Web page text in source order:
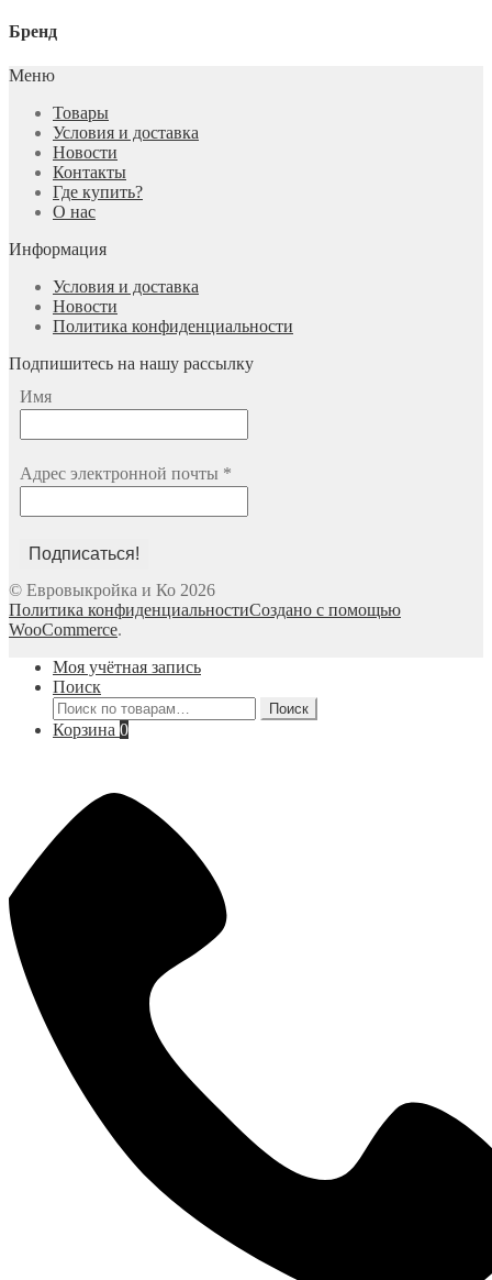
Бренд
Меню
Товары
Условия и доставка
Новости
Контакты
Где купить?
О нас
Информация
Условия и доставка
Новости
Политика конфиденциальности
Подпишитесь на нашу рассылку
Имя
Адрес электронной почты *
© Евровыкройка и Ко 2026
Политика конфиденциальностиСоздано с помощью
WooCommerce.
Моя учётная запись
Поиск
Искать:
Поиск
Корзина 0